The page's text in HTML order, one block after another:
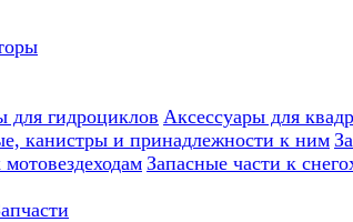
для гидроциклов Аксессуары для
канистры и принадлежности к ним
Запасные части к